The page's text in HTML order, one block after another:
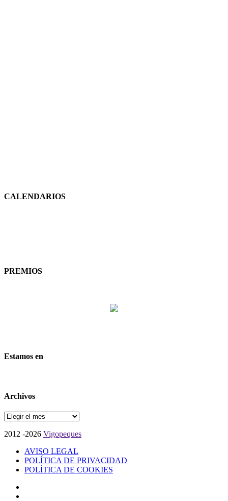
CALENDARIOS
PREMIOS
Estamos en
Archivos
Archivos
2012 -2026 Vigopeques
AVISO LEGAL
POLÍTICA DE PRIVACIDAD
POLÍTICA DE COOKIES